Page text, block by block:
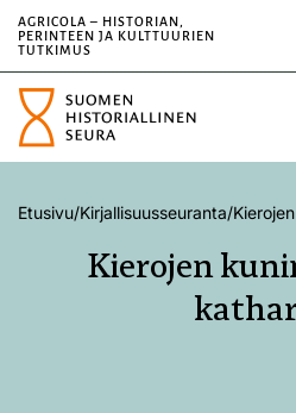
AGRICOLA – HISTORIAN,
PERINTEEN JA KULTTUURIEN
TUTKIMUS
Etusivu/Kirjallisuusseuranta/
Kierojen